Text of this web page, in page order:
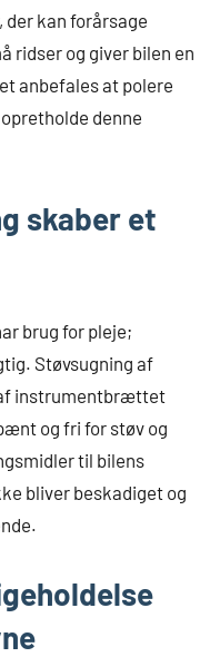
kan forårsage
ridser og giver bilen en
anbefales at polere
denne
skaber et
brug for pleje;
Støvsugning af
instrumentbrættet
og fri for støv og
til bilens
bliver beskadiget og